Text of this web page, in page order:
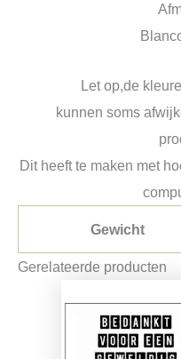
Let op,de
kunnen soms
Dit heeft te maken met
Gewicht
Gerelateerde producten